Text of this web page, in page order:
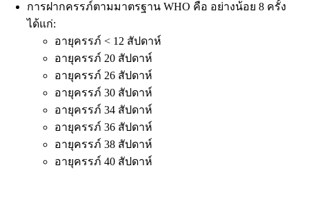
การฝากครรภ์ตามมาตรฐาน WHO คือ อย่างน้อย 8 ครั้ง
ได้แก่:
อายุครรภ์ < 12 สัปดาห์
อายุครรภ์ 20 สัปดาห์
อายุครรภ์ 26 สัปดาห์
อายุครรภ์ 30 สัปดาห์
อายุครรภ์ 34 สัปดาห์
อายุครรภ์ 36 สัปดาห์
อายุครรภ์ 38 สัปดาห์
อายุครรภ์ 40 สัปดาห์